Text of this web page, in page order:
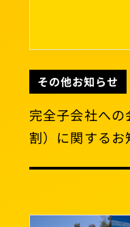
その他お知らせ
完全子会社へ
割）に関するお